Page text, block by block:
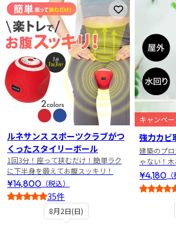
8月2日(日)
お気に入りに
ルネサンス スポーツクラブがつ
くったスタイリーボール
1回3分！座って挟むだけ！簡単ラク
に下半身を鍛えてお腹スッキリ！
¥14,800 （税込）
35件
キャンペー
強力カビ
建築のプ
ゃない！
¥4,180